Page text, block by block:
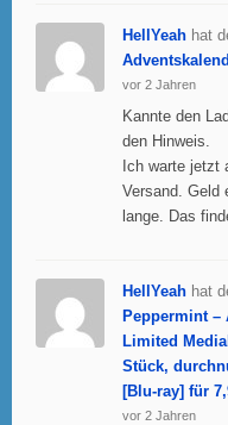
HellYeah hat
vor 2 Jahren
Kannte den
den Hinweis.
Ich warte jetzt
Versand. Geld
lange. Das
HellYeah hat
Peppermint –
Limited
Stück,
[Blu-ray] für
vor 2 Jahren